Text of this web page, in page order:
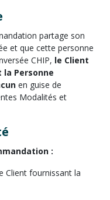
partage son
et que cette personne
CHIP, le Client
Personne
en guise de
Modalités et
:
Client fournissant la